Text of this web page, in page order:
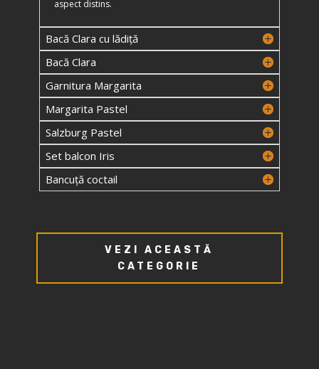
aspect distins.
Bacă Clara cu lădiță
Bacă Clara
Garnitura Margarita
Margarita Pastel
Salzburg Pastel
Set balcon Iris
Bancuță coctail
VEZI ACEASTĂ
CATEGORIE